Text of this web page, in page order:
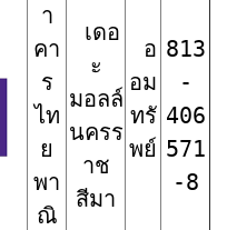
า
คา
ร
ไท
ย
พา
ณิ
เดอ
ะ
มอลล์
นครร
าช
สีมา
อ
อม
ทรั
พย์
813
-
406
571
-8